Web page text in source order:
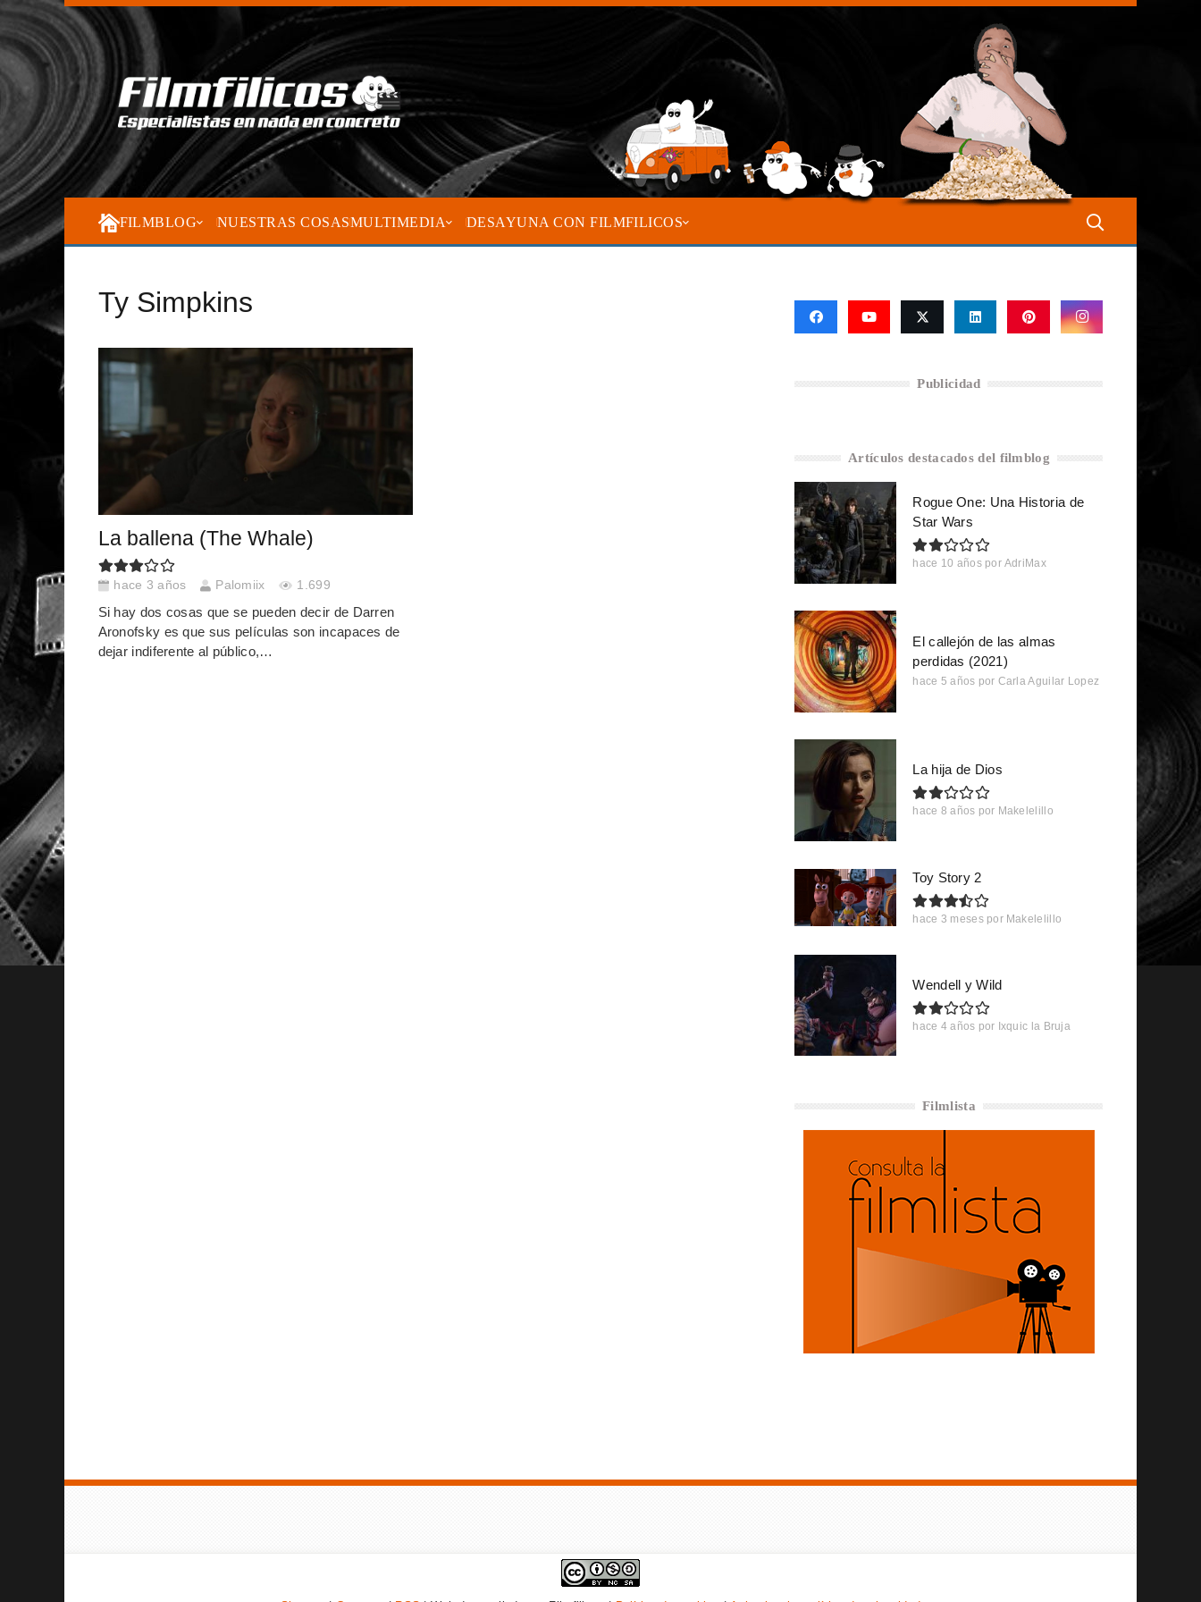
FILMBLOG NUESTRAS COSASMULTIMEDIA DESAYUNA CON FILMFILICOS
Ty Simpkins
La ballena (The Whale)
hace 3 años Palomiix 1.699
Si hay dos cosas que se pueden decir de Darren
Aronofsky es que sus películas son incapaces de
dejar indiferente al público,…
Publicidad
Artículos destacados del filmblog
Rogue One: Una Historia de
Star Wars
hace 10 años por AdriMax
El callejón de las almas
perdidas (2021)
hace 5 años por Carla Aguilar Lopez
La hija de Dios
hace 8 años por Makelelillo
Toy Story 2
hace 3 meses por Makelelillo
Wendell y Wild
hace 4 años por Ixquic la Bruja
Filmlista